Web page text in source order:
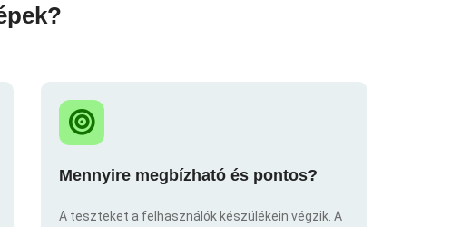
Mennyire megbízható és pontos?
A teszteket a felhasználók készülékein végzik. A